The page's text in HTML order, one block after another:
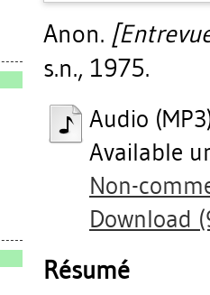
Anon.
s.n., 1975.
Audio
Available
Non-
Download
Résumé